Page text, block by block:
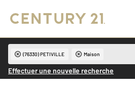
(76330) PETIVILLE Maison
Effectuer une nouvelle recherche